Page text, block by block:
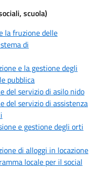
scuola)
la fruzione delle
di
e la gestione degli
pubblica
del servizio di asilo nido
del servizio di assistenza
e gestione degli orti
di alloggi in locazione
locale per il social